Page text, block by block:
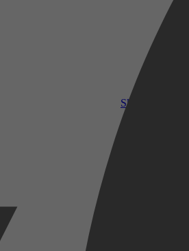
SkyShowtime